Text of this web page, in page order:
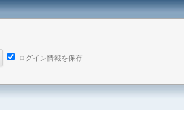
ログイン情報を保存